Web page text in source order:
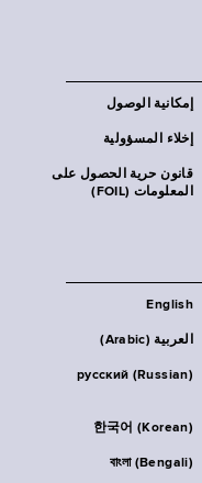
إمكانية الوصول
إخلاء المسؤولية
قانون حرية الحصول على
المعلومات (FOIL)
English
العربية (Arabic)
русский (Russian)
한국어 (Korean)
বাংলা (Bengali)